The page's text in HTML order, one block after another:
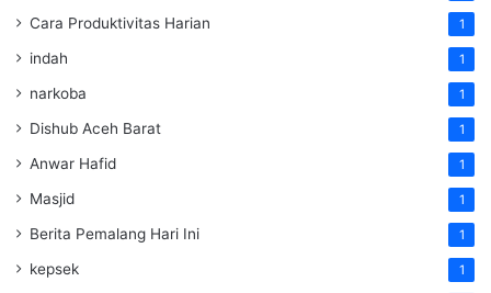
Cara Produktivitas Harian 1
indah 1
narkoba 1
Dishub Aceh Barat 1
Anwar Hafid 1
Masjid 1
Berita Pemalang Hari Ini 1
kepsek 1